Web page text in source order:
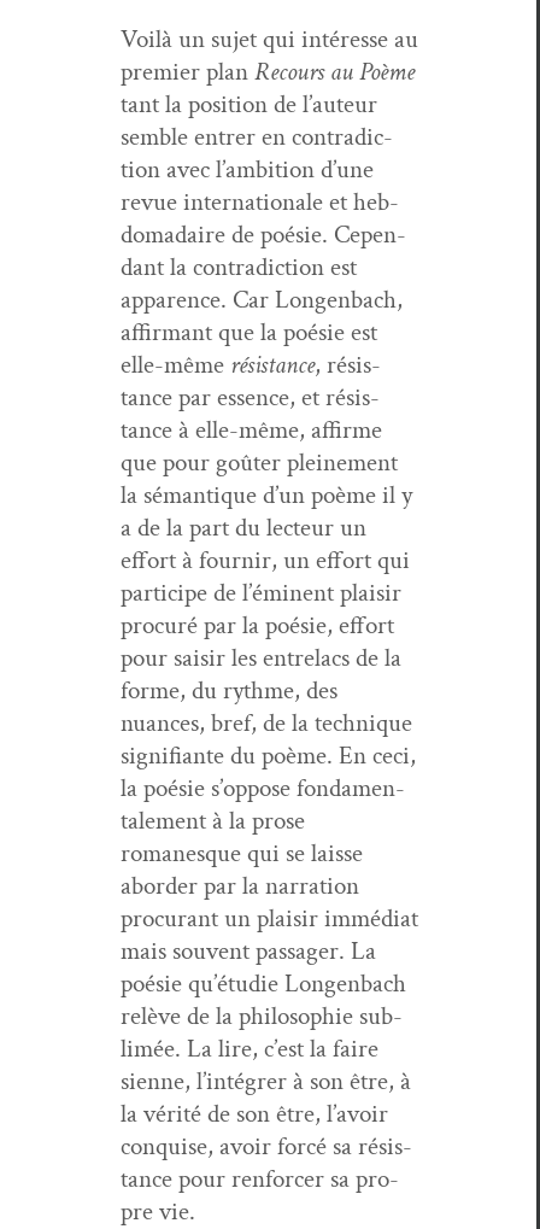
Voilà un sujet qui intéresse au
pre­mier planRecours au Poème
tant la posi­tion de l’au­teur
sem­ble entr­er en con­tra­dic­
tion avec l’am­bi­tion d’une
revue inter­na­tionale et heb­
do­madaire de poésie. Cepen­
dant la con­tra­dic­tion est
apparence. Car Lon­gen­bach,
affir­mant que la poésie est
elle-même résis­tance, résis­
tance par essence, et résis­
tance à elle-même, affirme
que pour goûter pleine­ment
la séman­tique d’un poème il y
a de la part du lecteur un
effort à fournir, un effort qui
par­ticipe de l’émi­nent plaisir
procuré par la poésie, effort
pour saisir les entrelacs de la
forme, du rythme, des
nuances, bref, de la tech­nique
sig­nifi­ante du poème. En ceci,
la poésie s’op­pose fon­da­men­
tale­ment à la prose
romanesque qui se laisse
abor­der par la nar­ra­tion
procu­rant un plaisir immé­di­at
mais sou­vent pas­sager. La
poésie qu’é­tudie Lon­gen­bach
relève de la philoso­phie sub­
limée. La lire, c’est la faire
sienne, l’in­té­gr­er à son être, à
la vérité de son être, l’avoir
con­quise, avoir for­cé sa résis­
tance pour ren­forcer sa pro­
pre vie.